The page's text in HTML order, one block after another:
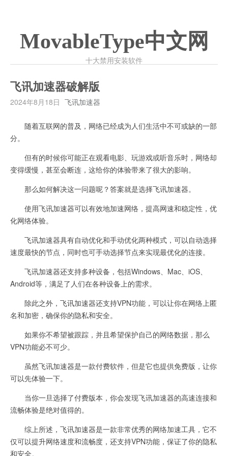
MovableType中文网
十大禁用安装软件
飞讯加速器破解版
2024年8月18日 飞讯加速器
随着互联网的普及，网络已经成为人们生活中不可或缺的一部
分。
但有的时候你可能正在观看电影、玩游戏或听音乐时，网络却
变得缓慢，甚至会断连，这给你的体验带来了很大的影响。
那么如何解决这一问题呢？答案就是选择飞讯加速器。
使用飞讯加速器可以有效地加速网络，提高网速和稳定性，优
化网络体验。
飞讯加速器具有自动优化和手动优化两种模式，可以自动选择
速度最快的节点，同时也可手动选择节点来实现最优化的连接。
飞讯加速器还支持多种设备，包括Windows、Mac、iOS、
Android等，满足了人们在各种设备上的需求。
除此之外，飞讯加速器还支持VPN功能，可以让你在网络上匿
名和加密，确保你的隐私和安全。
如果你不希望被跟踪，并且希望保护自己的网络数据，那么
VPN功能必不可少。
虽然飞讯加速器是一款付费软件，但是它也提供免费版，让你
可以先体验一下。
当你一旦选择了付费版本，你会发现飞讯加速器的高速连接和
流畅体验是绝对值得的。
综上所述，飞讯加速器是一款非常优秀的网络加速工具，它不
仅可以提升网络速度和流畅度，还支持VPN功能，保证了你的隐私
和安全。